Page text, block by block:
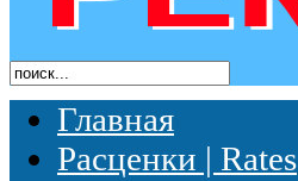
Главная
Расценки | Rates